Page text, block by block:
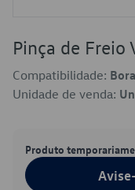
Pinça de Freio
Compatibilidade:
Unidade de venda:
Produto